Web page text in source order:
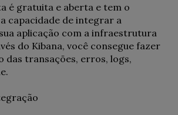
é gratuita e aberta e tem o
capacidade de integrar a
aplicação com a infraestrutura
do Kibana, você consegue fazer
das transações, erros, logs,